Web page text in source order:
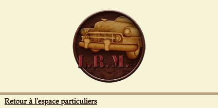
Retour à l'espace particuliers